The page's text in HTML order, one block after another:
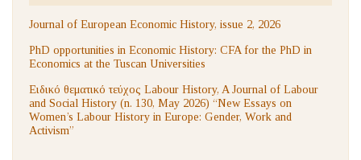
Journal of European Economic History, issue 2, 2026
PhD opportunities in Economic History: CFA for the PhD in
Economics at the Tuscan Universities
Ειδικό θεματικό τεύχος Labour History, A Journal of Labour
and Social History (n. 130, May 2026) “New Essays on
Women’s Labour History in Europe: Gender, Work and
Activism”